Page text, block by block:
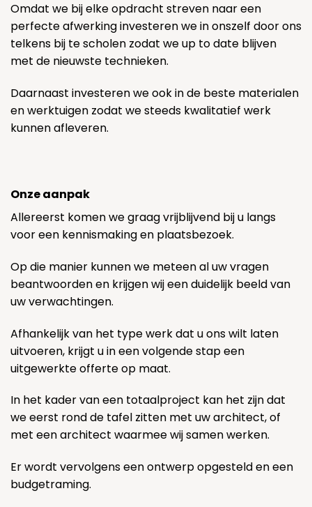
Omdat we bij elke opdracht streven naar een
perfecte afwerking investeren we in onszelf door ons
telkens bij te scholen zodat we up to date blijven
met de nieuwste technieken.
Daarnaast investeren we ook in de beste materialen
en werktuigen zodat we steeds kwalitatief werk
kunnen afleveren.
Onze aanpak
Allereerst komen we graag vrijblijvend bij u langs
voor een kennismaking en plaatsbezoek.
Op die manier kunnen we meteen al uw vragen
beantwoorden en krijgen wij een duidelijk beeld van
uw verwachtingen.
Afhankelijk van het type werk dat u ons wilt laten
uitvoeren, krijgt u in een volgende stap een
uitgewerkte offerte op maat.
In het kader van een totaalproject kan het zijn dat
we eerst rond de tafel zitten met uw architect, of
met een architect waarmee wij samen werken.
Er wordt vervolgens een ontwerp opgesteld en een
budgetraming.